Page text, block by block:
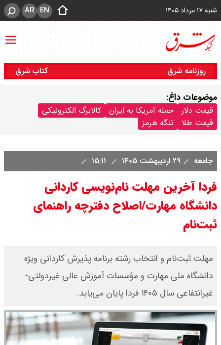
شنبه ۱۷ مرداد ۱۴۰۵ EN
AR
روزنامه شرق کتاب شرق
موضوعات داغ:
قیمت دلار حمله آمریکا به ایران
کالابرگ الکترونیکی
قیمت طلا
تنگه هرمز
جامعه ۲۹ اردیبهشت ۱۴۰۵
فردا آخرین مهلت نام‌نویسی کاردانی
دانشگاه مهارت/اصلاح دفترچه راهنمای
ثبت‌نام
مهلت ثبت‌نام و انتخاب رشته برنامه پذیرش کاردانی ویژه
دانشگاه ملی مهارت و مؤسسات آموزش عالی غیردولتی-
غیرانتفاعی سال ۱۴۰۵ فردا پایان می‌یابد.